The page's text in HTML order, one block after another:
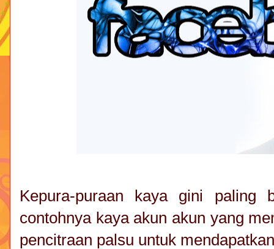
Kepura-puraan kaya gini
contohnya kaya akun akun yang
pencitraan palsu untuk